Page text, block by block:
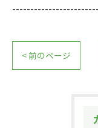
< 前のページ